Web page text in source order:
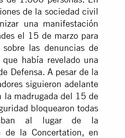
de la sociedad civil
una manifestación
el 15 de marzo para
las denuncias de
había revelado una
Defensa. A pesar de la
siguieron adelante
la madrugada del 15 de
bloquearon todas
al lugar de la
de la Concertation, en